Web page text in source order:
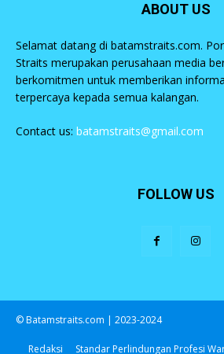
ABOUT US
Selamat datang di batamstraits.com.
Straits merupakan perusahaan media
berkomitmen untuk memberikan
terpercaya kepada semua kalangan.
Contact us: batamstraits@gmail.com
FOLLOW US
© Batamstraits.com | 2023-2024
Redaksi Standar Perlindungan Profesi